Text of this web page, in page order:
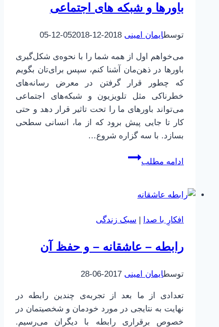
باورها و شبکه های اجتماعی
توسطایمان امینی 2018-12-05
2018-12-05
می‌خواهم اول از همه شما را با نحوه‌ی شکل‌گیری
باورها در ذهن‌مان آشنا کنم، سپس برای‌تان بگویم
که چطور قرار گرفتن در معرض رسانه‌های
خطرناکی مثل تلویزیون و شبکه‌های اجتماعی
می‌تواند باورهای ما را تحت تاثیر قرار دهد و حتی
کار تا جایی پیش برود که از ما، انسانی سطحی
بسازد. با سه گزاره شروع…
ادامه مطلب
باورها
های
افکارِ با صدا
| سبک زندگی
رابطه – عاشقانه – و حفظ آن
توسطایمان امینی 2017-06-28
تعدادی از ما بعد از تجربه‌ی چندین رابطه در
نهایت به نتایجی در مورد خودمان و شخصیتمان در
خصوص برقراری رابطه با دیگران می‌رسیم.